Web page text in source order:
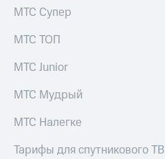
МТС Супер
МТС ТОП
МТС Junior
МТС Мудрый
МТС Налегке
Тарифы для спутникового ТВ